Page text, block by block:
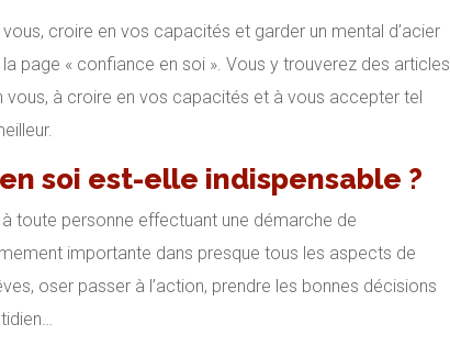
croire en vos capacités et garder un mental d’acier
page « confiance en soi ». Vous y trouverez des articles
à croire en vos capacités et à vous accepter tel
soi est-elle indispensable ?
toute personne effectuant une démarche de
importante dans presque tous les aspects de
oser passer à l’action, prendre les bonnes décisions